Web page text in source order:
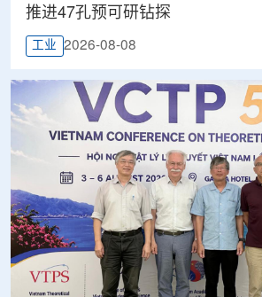
推进47孔预可研钻探
工业 2026-08-08